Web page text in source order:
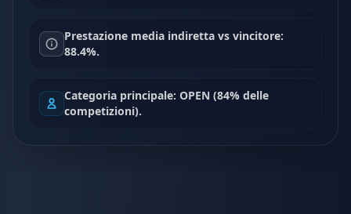
Prestazione media indiretta vs vincitore:
88.4%.
Categoria principale: OPEN (84% delle
competizioni).